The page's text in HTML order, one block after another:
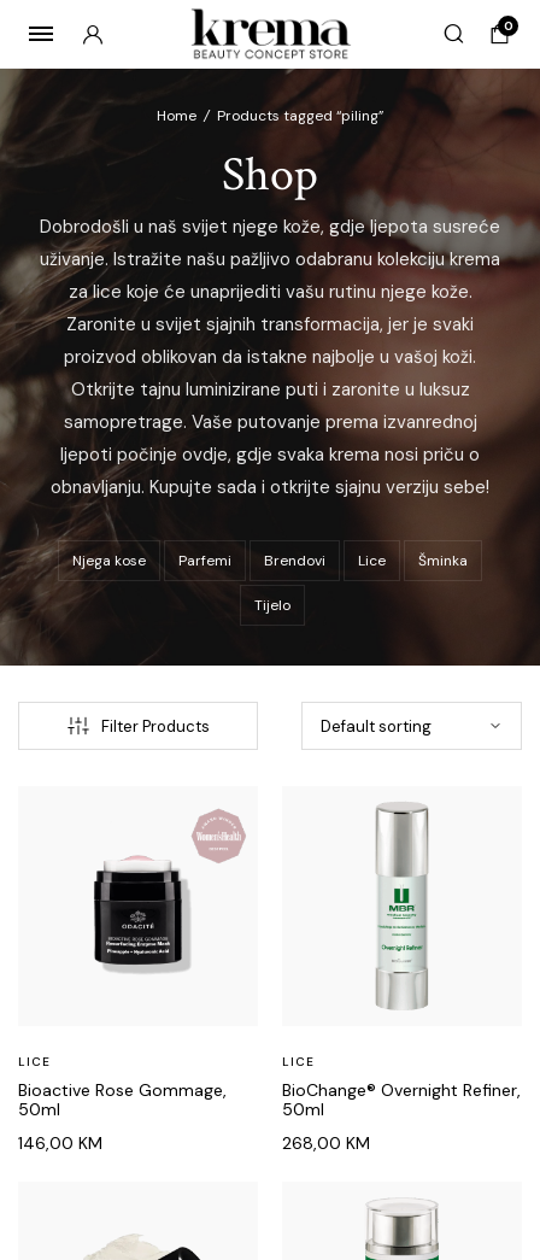
0
Home / Products tagged “piling”
Shop
Dobrodošli u naš svijet njege kože, gdje ljepota susreće
uživanje. Istražite našu pažljivo odabranu kolekciju krema
za lice koje će unaprijediti vašu rutinu njege kože.
Zaronite u svijet sjajnih transformacija, jer je svaki
proizvod oblikovan da istakne najbolje u vašoj koži.
Otkrijte tajnu luminizirane puti i zaronite u luksuz
samopretrage. Vaše putovanje prema izvanrednoj
ljepoti počinje ovdje, gdje svaka krema nosi priču o
obnavljanju. Kupujte sada i otkrijte sjajnu verziju sebe!
Njega kose Parfemi Brendovi Lice Šminka
Tijelo
Filter Products
LICE
Bioactive Rose Gommage,
50ml
146,00 KM
LICE
BioChange® Overnight Refiner,
50ml
268,00 KM